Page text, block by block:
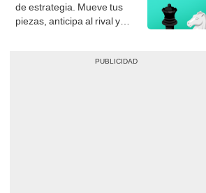
de estrategia. Mueve tus
piezas, anticipa al rival y